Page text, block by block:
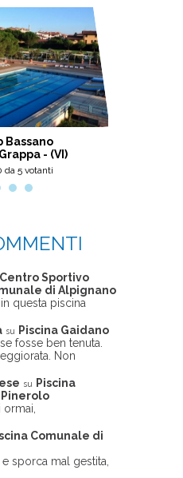
Bassano
- (VI)
da 5 votanti
Centro Sportivo
di Alpignano
questa piscina
su
Piscina Gaidano
fosse ben tenuta.
Non
a me non ha
Peccato
essere un'ottima
magnificamente
su
Piscina
cinque-sei ore
piscina con i miei
letteralmente
Comunale di
sporca mal gestita,